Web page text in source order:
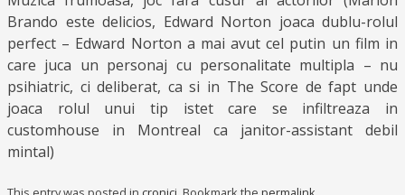
Brando este delicios, Edward Norton joaca dublu-rolul
perfect – Edward Norton a mai avut cel putin un film in
care juca un personaj cu personalitate multipla – nu
psihiatric, ci deliberat, ca si in The Score de fapt unde
joaca rolul unui tip istet care se infiltreaza in
customhouse in Montreal ca janitor-assistant debil
mintal)